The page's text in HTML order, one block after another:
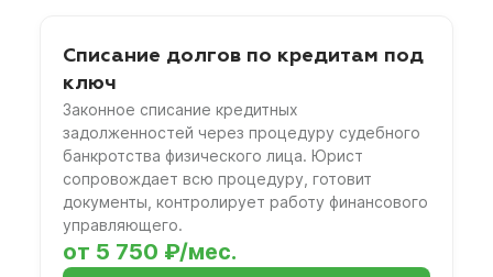
Списание долгов по кредитам под
ключ
Законное списание кредитных
задолженностей через процедуру судебного
банкротства физического лица. Юрист
сопровождает всю процедуру, готовит
документы, контролирует работу финансового
управляющего.
от 5 750 ₽/мес.